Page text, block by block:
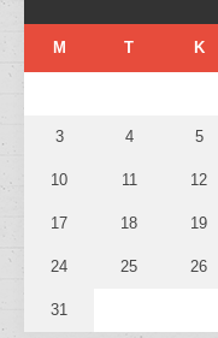
M T K
3 4 5
10 11 12
17 18 19
24 25 26
31